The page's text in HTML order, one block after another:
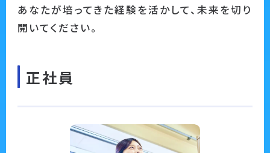
あなたが培ってきた経験を活かして、未来を切り
開いてください。
正社員